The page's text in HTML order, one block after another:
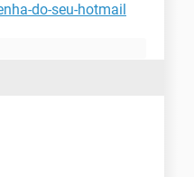
do-seu-hotmail